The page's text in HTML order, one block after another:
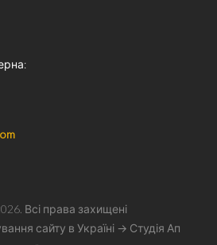
. Всі права захищені
сайту в Україні → Студія Ап